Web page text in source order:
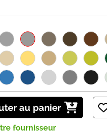
au panier
fournisseur